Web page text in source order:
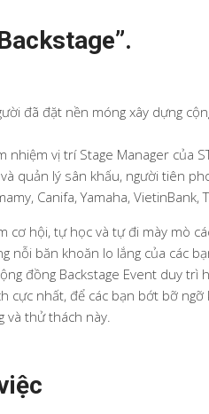
đã đặt nền móng xây dựng
nhiệm vị trí Stage Manager của
quản lý sân khấu, người tiên
Canifa, Yamaha, VietinBank,
cơ hội, tự học và tự đi mày mò
nỗi băn khoăn lo lắng của các
đồng Backstage Event duy
cực nhất, để các bạn bớt bỡ
và thử thách này.